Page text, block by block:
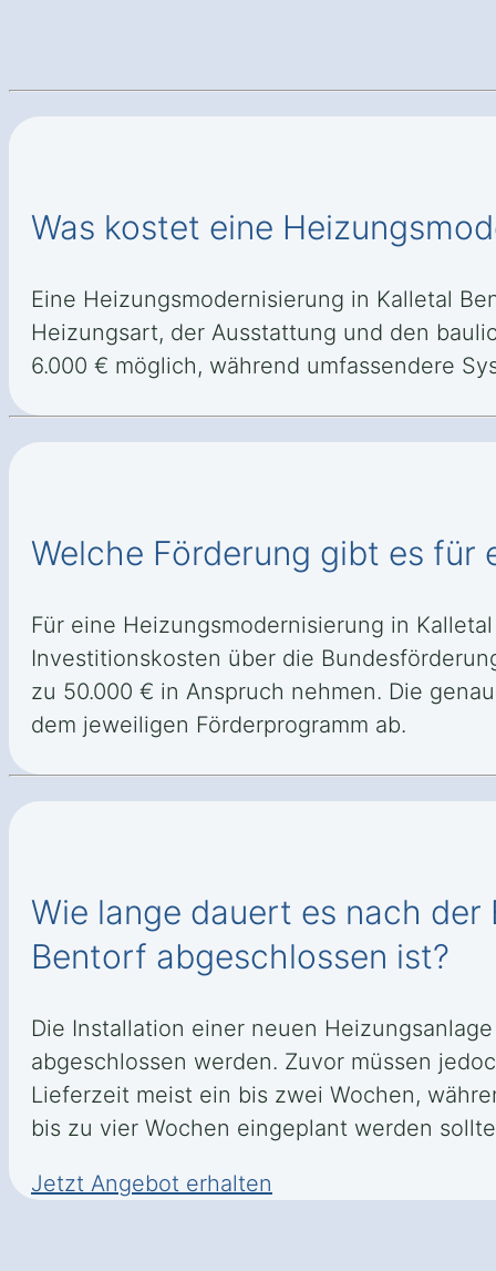
Was kostet eine
Eine Heizungsmodernisierung in Kalletal
Heizungsart, der Ausstattung und den
6.000 € möglich, während umfassendere
Welche Förderung gibt es für
Für eine Heizungsmodernisierung in
Investitionskosten über die
zu 50.000 € in Anspruch nehmen. Die
dem jeweiligen Förderprogramm ab.
Wie lange dauert es nach
Bentorf abgeschlossen ist?
Die Installation einer neuen
abgeschlossen werden. Zuvor müssen
Lieferzeit meist ein bis zwei Wochen,
bis zu vier Wochen eingeplant werden
Jetzt Angebot erhalten